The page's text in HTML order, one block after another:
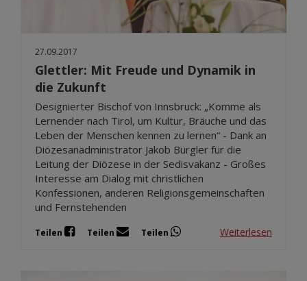
27.09.2017
Glettler: Mit Freude und Dynamik in
die Zukunft
Designierter Bischof von Innsbruck: „Komme als
Lernender nach Tirol, um Kultur, Bräuche und das
Leben der Menschen kennen zu lernen“ - Dank an
Diözesanadministrator Jakob Bürgler für die
Leitung der Diözese in der Sedisvakanz - Großes
Interesse am Dialog mit christlichen
Konfessionen, anderen Religionsgemeinschaften
und Fernstehenden
Teilen Teilen Teilen Weiterlesen